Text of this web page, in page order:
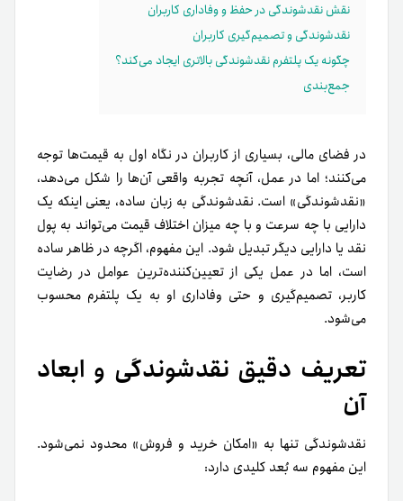
نقش نقدشوندگی در حفظ و وفاداری کاربران
نقدشوندگی و تصمیم‌گیری کاربران
چگونه یک پلتفرم نقدشوندگی بالاتری ایجاد می‌کند؟
جمع‌بندی
در فضای مالی، بسیاری از کاربران در نگاه اول به قیمت‌ها توجه
می‌کنند؛ اما در عمل، آنچه تجربه واقعی آن‌ها را شکل می‌دهد،
«نقدشوندگی» است. نقدشوندگی به زبان ساده، یعنی اینکه یک
دارایی با چه سرعت و با چه میزان اختلاف قیمت می‌تواند به پول
نقد یا دارایی دیگر تبدیل شود. این مفهوم، اگرچه در ظاهر ساده
است، اما در عمل یکی از تعیین‌کننده‌ترین عوامل در رضایت
کاربر، تصمیم‌گیری و حتی وفاداری او به یک پلتفرم محسوب
می‌شود.
تعریف دقیق نقدشوندگی و ابعاد
آن
نقدشوندگی تنها به «امکان خرید و فروش» محدود نمی‌شود.
این مفهوم سه بُعد کلیدی دارد: